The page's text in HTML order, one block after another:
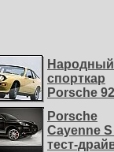
Народный
спорткар
Porsche
Porsche
Cayenne
тест-